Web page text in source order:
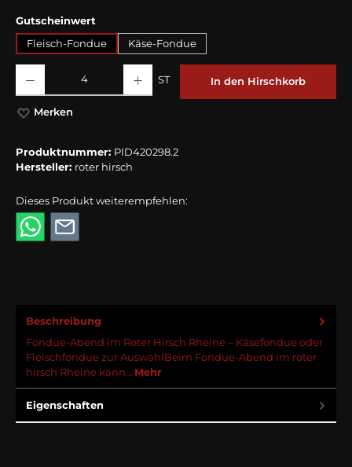
Gutscheinwert
Fleisch-Fondue
Käse-Fondue
ST In den Hirschkorb
Merken
Produktnummer: PID420298.2
Hersteller: roter hirsch
Dieses Produkt weiterempfehlen:
Beschreibung
Fondue-Abend im Roter Hirsch Rheine – Käsefondue oder
Fleischfondue zur AuswahlBeim Fondue-Abend im roter
hirsch Rheine kann… Mehr
Eigenschaften